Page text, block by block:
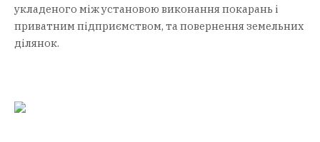
укладеного між установою виконання покарань і
приватним підприємством, та повернення земельних
ділянок.